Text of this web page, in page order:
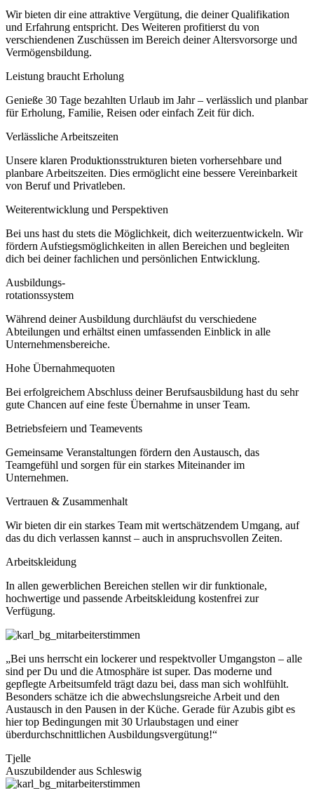
Wir bieten dir eine attraktive Vergütung, die deiner Qualifikation
und Erfahrung entspricht. Des Weiteren profitierst du von
verschiendenen Zuschüssen im Bereich deiner Altersvorsorge und
Vermögensbildung.
Leistung braucht Erholung
Genieße 30 Tage bezahlten Urlaub im Jahr – verlässlich und planbar
für Erholung, Familie, Reisen oder einfach Zeit für dich.
Verlässliche Arbeitszeiten
Unsere klaren Produktionsstrukturen bieten vorhersehbare und
planbare Arbeitszeiten. Dies ermöglicht eine bessere Vereinbarkeit
von Beruf und Privatleben.
Weiterentwicklung und Perspektiven
Bei uns hast du stets die Möglichkeit, dich weiterzuentwickeln. Wir
fördern Aufstiegsmöglichkeiten in allen Bereichen und begleiten
dich bei deiner fachlichen und persönlichen Entwicklung.
Ausbildungs-
rotationssystem
Während deiner Ausbildung durchläufst du verschiedene
Abteilungen und erhältst einen umfassenden Einblick in alle
Unternehmensbereiche.
Hohe Übernahmequoten
Bei erfolgreichem Abschluss deiner Berufsausbildung hast du sehr
gute Chancen auf eine feste Übernahme in unser Team.
Betriebsfeiern und Teamevents
Gemeinsame Veranstaltungen fördern den Austausch, das
Teamgefühl und sorgen für ein starkes Miteinander im
Unternehmen.
Vertrauen & Zusammenhalt
Wir bieten dir ein starkes Team mit wertschätzendem Umgang, auf
das du dich verlassen kannst – auch in anspruchsvollen Zeiten.
Arbeitskleidung
In allen gewerblichen Bereichen stellen wir dir funktionale,
hochwertige und passende Arbeitskleidung kostenfrei zur
Verfügung.
„Bei uns herrscht ein lockerer und respektvoller Umgangston – alle
sind per Du und die Atmosphäre ist super. Das moderne und
gepflegte Arbeitsumfeld trägt dazu bei, dass man sich wohlfühlt.
Besonders schätze ich die abwechslungsreiche Arbeit und den
Austausch in den Pausen in der Küche. Gerade für Azubis gibt es
hier top Bedingungen mit 30 Urlaubstagen und einer
überdurchschnittlichen Ausbildungsvergütung!“
Tjelle
Auszubildender aus Schleswig